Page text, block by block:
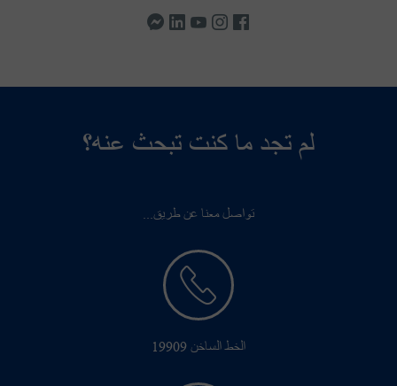
لم تجد ما كنت تبحث عنه؟
تواصل معنا عن طريق...
الخط الساخن 19909